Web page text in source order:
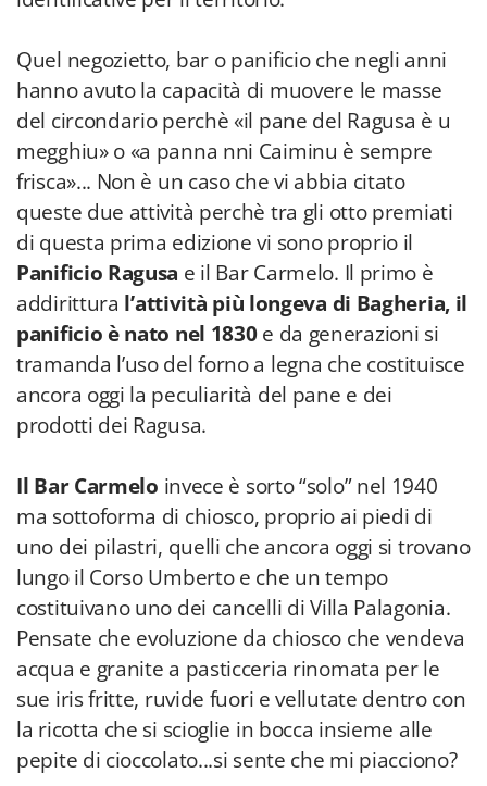
Quel negozietto, bar o panificio che negli anni
hanno avuto la capacità di muovere le masse
del circondario perchè «il pane del Ragusa è u
megghiu» o «a panna nni Caiminu è sempre
frisca»... Non è un caso che vi abbia citato
queste due attività perchè tra gli otto premiati
di questa prima edizione vi sono proprio il
Panificio Ragusa e il Bar Carmelo. Il primo è
addirittura l’attività più longeva di Bagheria, il
panificio è nato nel 1830e da generazioni si
tramanda l’uso del forno a legna che costituisce
ancora oggi la peculiarità del pane e dei
prodotti dei Ragusa.
Il Bar Carmelo invece è sorto “solo” nel 1940
ma sottoforma di chiosco, proprio ai piedi di
uno dei pilastri, quelli che ancora oggi si trovano
lungo il Corso Umberto e che un tempo
costituivano uno dei cancelli di Villa Palagonia.
Pensate che evoluzione da chiosco che vendeva
acqua e granite a pasticceria rinomata per le
sue iris fritte, ruvide fuori e vellutate dentro con
la ricotta che si scioglie in bocca insieme alle
pepite di cioccolato...si sente che mi piacciono?